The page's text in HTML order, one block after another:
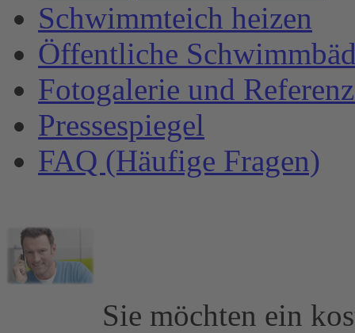
Schwimmteich heizen
Öffentliche
Fotogalerie und
Pressespiegel
FAQ (Häufige Fragen)
Sie möchten ein